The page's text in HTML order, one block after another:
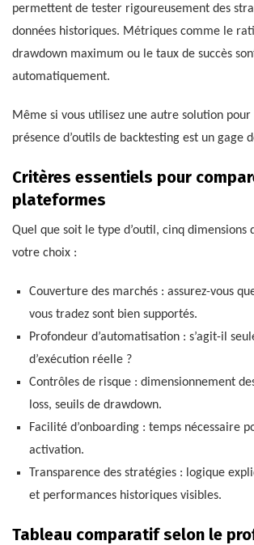
permettent de tester rigoureusement des
données historiques. Métriques comme le
drawdown maximum ou le taux de succès
automatiquement.
Même si vous utilisez une autre solution
présence d’outils de backtesting est un gage
Critères essentiels pour
plateformes
Quel que soit le type d’outil, cinq dimensions
votre choix :
Couverture des marchés : assurez-vous
vous tradez sont bien supportés.
Profondeur d’automatisation : s’agit-il
d’exécution réelle ?
Contrôles de risque : dimensionnement
loss, seuils de drawdown.
Facilité d’onboarding : temps nécessaire
activation.
Transparence des stratégies : logique
et performances historiques visibles.
Tableau comparatif selon le